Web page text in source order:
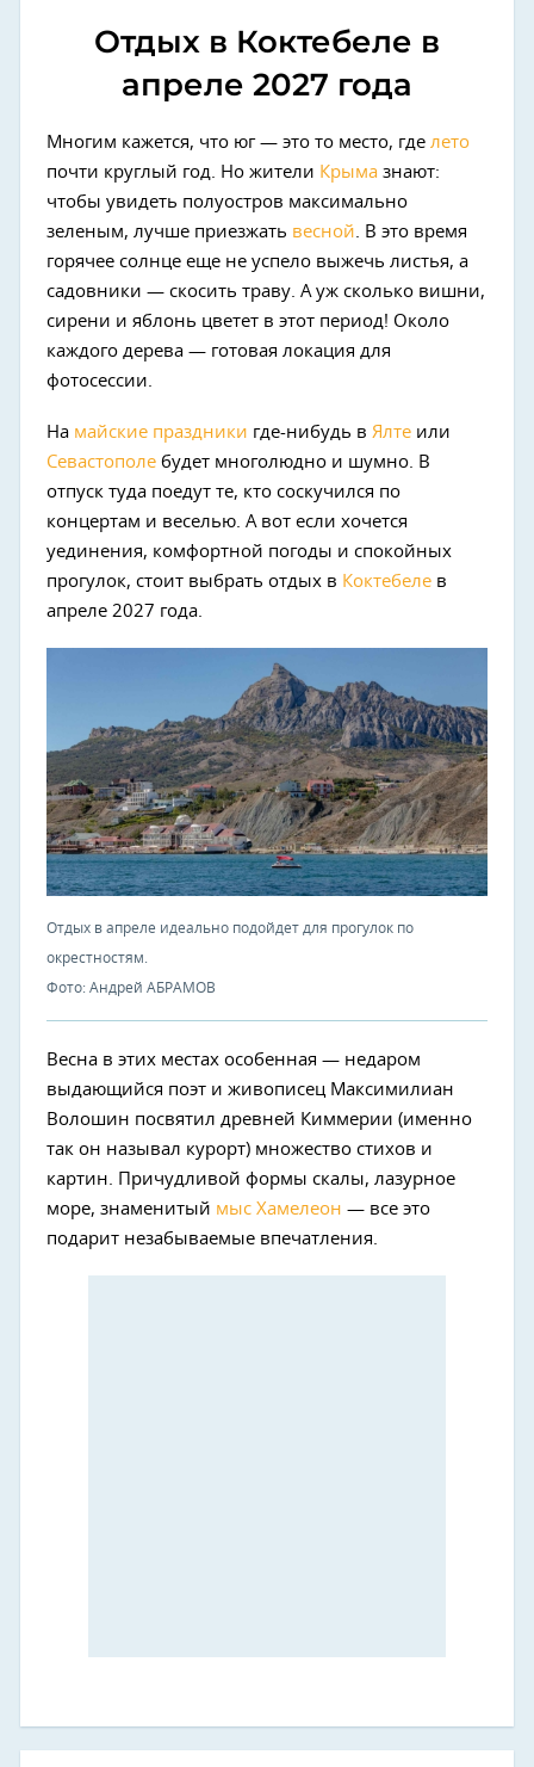
Отдых в Коктебеле в
апреле 2027 года
Многим кажется, что юг — это то место, где лето
почти круглый год. Но жители Крыма знают:
чтобы увидеть полуостров максимально
зеленым, лучше приезжать весной. В это время
горячее солнце еще не успело выжечь листья, а
садовники — скосить траву. А уж сколько вишни,
сирени и яблонь цветет в этот период! Около
каждого дерева — готовая локация для
фотосессии.
На майские праздники где-нибудь в Ялте или
Севастополе будет многолюдно и шумно. В
отпуск туда поедут те, кто соскучился по
концертам и веселью. А вот если хочется
уединения, комфортной погоды и спокойных
прогулок, стоит выбрать отдых в Коктебеле в
апреле 2027 года.
Отдых в апреле идеально подойдет для прогулок по
окрестностям.
Фото: Андрей АБРАМОВ
Весна в этих местах особенная — недаром
выдающийся поэт и живописец Максимилиан
Волошин посвятил древней Киммерии (именно
так он называл курорт) множество стихов и
картин. Причудливой формы скалы, лазурное
море, знаменитый мыс Хамелеон — все это
подарит незабываемые впечатления.